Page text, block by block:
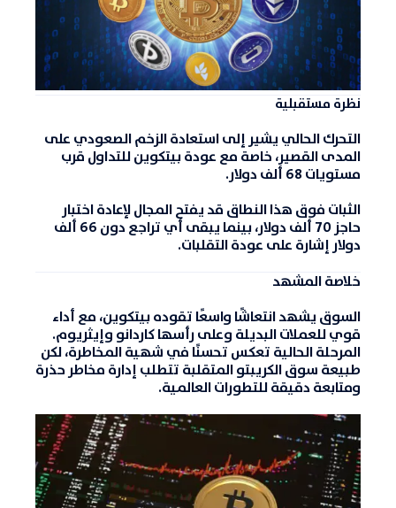
نظرة مستقبلية
التحرك الحالي يشير إلى استعادة الزخم الصعودي على
المدى القصير، خاصة مع عودة بيتكوين للتداول قرب
مستويات 68 ألف دولار.
الثبات فوق هذا النطاق قد يفتح المجال لإعادة اختبار
حاجز 70 ألف دولار، بينما يبقى أي تراجع دون 66 ألف
دولار إشارة على عودة التقلبات.
خلاصة المشهد
السوق يشهد انتعاشًا واسعًا تقوده بيتكوين، مع أداء
قوي للعملات البديلة وعلى رأسها كاردانو وإيثريوم.
المرحلة الحالية تعكس تحسنًا في شهية المخاطرة، لكن
طبيعة سوق الكريبتو المتقلبة تتطلب إدارة مخاطر حذرة
ومتابعة دقيقة للتطورات العالمية.